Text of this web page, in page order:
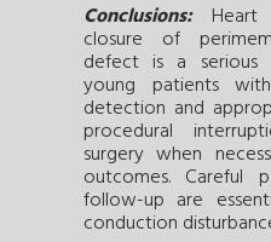
Conclusions:Heart
closure of
defect is a serious
young patients
detection and
procedural
surgery when
outcomes. Careful
follow-up are
conduction